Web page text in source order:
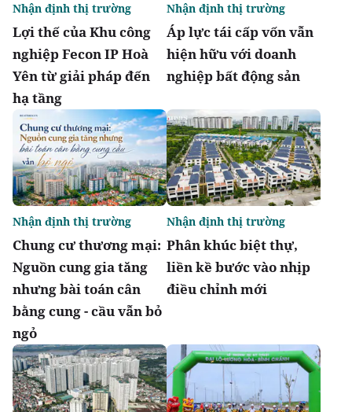
Lợi thế của Khu công
nghiệp Fecon IP Hoà
Yên từ giải pháp đến
hạ tầng
Nhận định thị trường
Áp lực tái cấp vốn vẫn
hiện hữu với doanh
nghiệp bất động sản
Nhận định thị trường
Chung cư thương mại:
Nguồn cung gia tăng
nhưng bài toán cân
bằng cung - cầu vẫn bỏ
ngỏ
Nhận định thị trường
Phân khúc biệt thự,
liền kề bước vào nhịp
điều chỉnh mới
Nhận định thị trường